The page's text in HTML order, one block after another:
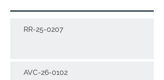
RR-25-0207
AVC-26-0102